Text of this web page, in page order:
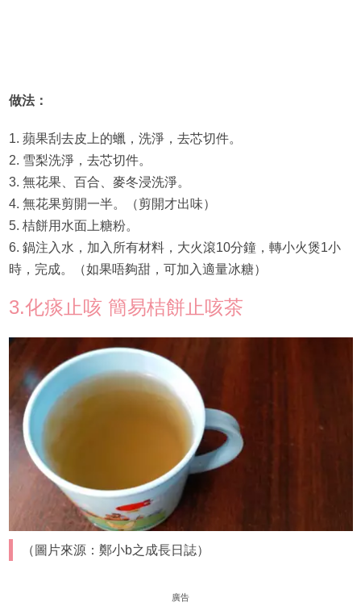
做法：
1. 蘋果刮去皮上的蠟，洗淨，去芯切件。
2. 雪梨洗淨，去芯切件。
3. 無花果、百合、麥冬浸洗淨。
4. 無花果剪開一半。（剪開才出味）
5. 桔餅用水面上糖粉。
6. 鍋注入水，加入所有材料，大火滾10分鐘，轉小火煲1小
時，完成。（如果唔夠甜，可加入適量冰糖）
3.化痰止咳 簡易桔餅止咳茶
（圖片來源：鄭小b之成長日誌）
廣告